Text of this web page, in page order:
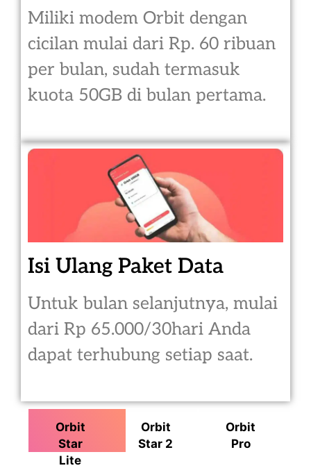
Miliki modem Orbit dengan
cicilan mulai dari Rp. 60 ribuan
per bulan, sudah termasuk
kuota 50GB di bulan pertama.
Isi Ulang Paket Data
Untuk bulan selanjutnya, mulai
dari Rp 65.000/30hari Anda
dapat terhubung setiap saat.
Orbit
Star
Lite
Orbit
Star 2
Orbit
Pro